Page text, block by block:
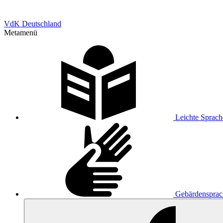
VdK Deutschland
Metamenü
Leichte